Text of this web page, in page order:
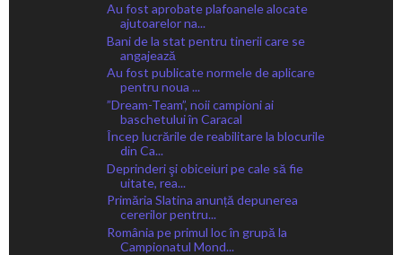
Au fost aprobate plafoanele alocate
ajutoarelor na...
Bani de la stat pentru tinerii care se
angajează
Au fost publicate normele de aplicare
pentru noua ...
”Dream-Team”, noii campioni ai
baschetului în Caracal
Încep lucrările de reabilitare la blocurile
din Ca...
Deprinderi şi obiceiuri pe cale să fie
uitate, rea...
Primăria Slatina anunță depunerea
cererilor pentru...
România pe primul loc în grupă la
Campionatul Mond...